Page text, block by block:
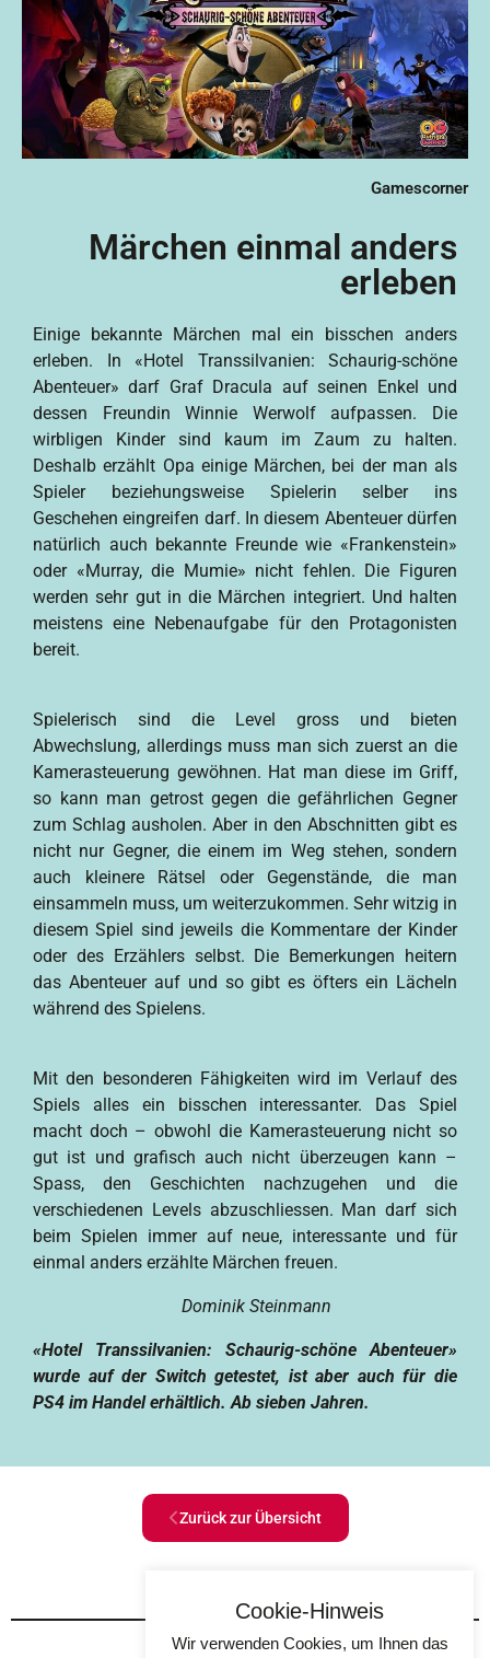
Gamescorner
Märchen einmal anders
erleben
Einige bekannte Märchen mal ein bisschen anders
erleben. In «Hotel Transsilvanien: Schaurig-schöne
Abenteuer» darf Graf Dracula auf seinen Enkel und
dessen Freundin Winnie Werwolf aufpassen. Die
wirbligen Kinder sind kaum im Zaum zu halten.
Deshalb erzählt Opa einige Märchen, bei der man als
Spieler beziehungsweise Spielerin selber ins
Geschehen eingreifen darf. In diesem Abenteuer dürfen
natürlich auch bekannte Freunde wie «Frankenstein»
oder «Murray, die Mumie» nicht fehlen. Die Figuren
werden sehr gut in die Märchen integriert. Und halten
meistens eine Nebenaufgabe für den Protagonisten
bereit.
Spielerisch sind die Level gross und bieten
Abwechslung, allerdings muss man sich zuerst an die
Kamerasteuerung gewöhnen. Hat man diese im Griff,
so kann man getrost gegen die gefährlichen Gegner
zum Schlag ausholen. Aber in den Abschnitten gibt es
nicht nur Gegner, die einem im Weg stehen, sondern
auch kleinere Rätsel oder Gegenstände, die man
einsammeln muss, um weiterzukommen. Sehr witzig in
diesem Spiel sind jeweils die Kommentare der Kinder
oder des Erzählers selbst. Die Bemerkungen heitern
das Abenteuer auf und so gibt es öfters ein Lächeln
während des Spielens.
Mit den besonderen Fähigkeiten wird im Verlauf des
Spiels alles ein bisschen interessanter. Das Spiel
macht doch – obwohl die Kamerasteuerung nicht so
gut ist und grafisch auch nicht überzeugen kann –
Spass, den Geschichten nachzugehen und die
verschiedenen Levels abzuschliessen. Man darf sich
beim Spielen immer auf neue, interessante und für
einmal anders erzählte Märchen freuen.
Dominik Steinmann
«Hotel Transsilvanien: Schaurig-schöne Abenteuer»
wurde auf der Switch getestet, ist aber auchfür die
PS4 im Handel erhältlich. Ab sieben Jahren.
Zurück zur Übersicht
Cookie-Hinweis
Wir verwenden Cookies, um Ihnen das